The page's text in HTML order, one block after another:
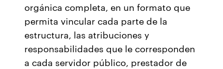
orgánica completa, en un formato que
permita vincular cada parte de la
estructura, las atribuciones y
responsabilidades que le corresponden
a cada servidor público, prestador de